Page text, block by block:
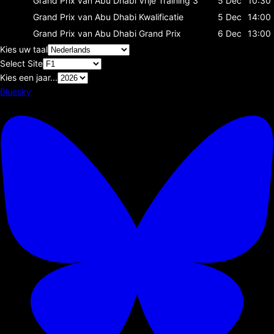
Grand Prix van Abu Dhabi Kwalificatie 5 Dec
14:00
Grand Prix van Abu Dhabi Grand Prix 6 Dec
13:00
Kies uw taal
Select Site
Kies een jaar...
Bluesky